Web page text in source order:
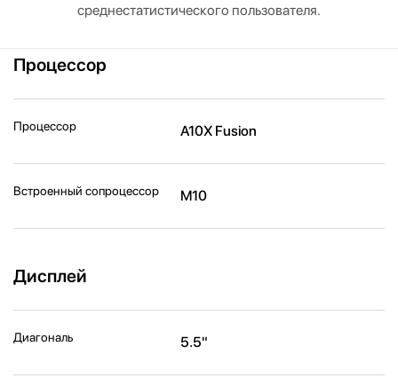
среднестатистического пользователя.
Процессор
Процессор A10X Fusion
Встроенный сопроцессор M10
Дисплей
Диагональ 5.5"